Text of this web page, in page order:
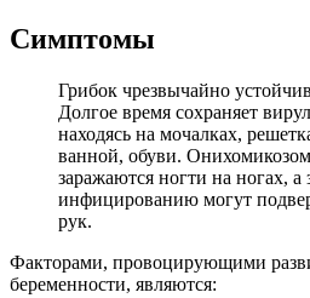
Симптомы
Грибок чрезвычайно
Долгое время сохраняет
находясь на мочалках,
ванной, обуви. Онихомикозом
заражаются ногти на ногах, а
инфицированию могут
рук.
Факторами, провоцирующими
беременности, являются: